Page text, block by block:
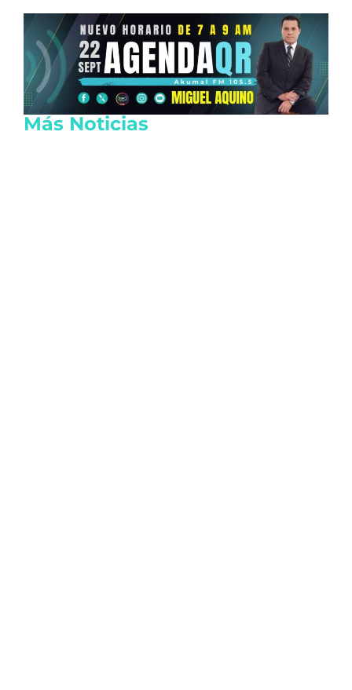
Más Noticias